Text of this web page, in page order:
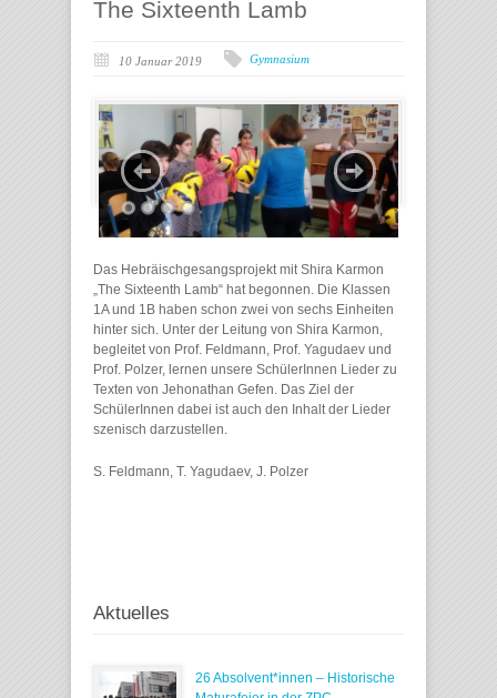
The Sixteenth Lamb
10 Januar 2019 Gymnasium
Das Hebräischgesangsprojekt mit Shira Karmon
„The Sixteenth Lamb“ hat begonnen. Die Klassen
1A und 1B haben schon zwei von sechs Einheiten
hinter sich. Unter der Leitung von Shira Karmon,
begleitet von Prof. Feldmann, Prof. Yagudaev und
Prof. Polzer, lernen unsere SchülerInnen Lieder zu
Texten von Jehonathan Gefen. Das Ziel der
SchülerInnen dabei ist auch den Inhalt der Lieder
szenisch darzustellen.
S. Feldmann, T. Yagudaev, J. Polzer
Aktuelles
26 Absolvent*innen – Historische